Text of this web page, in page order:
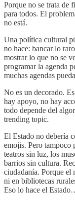
Porque no se trata de
para todos. El
no está.
Una política cultural
no hace: bancar lo
mostrar lo que no se
programar la agenda
muchas agendas
No es un decorado.
hay apoyo, no hay
todo depende del
trending topic.
El Estado no debería
emojis. Pero tampoco
teatros sin luz, los
barrios sin cultura.
ciudadanía. Porque el
ni en bibliotecas
Eso lo hace el